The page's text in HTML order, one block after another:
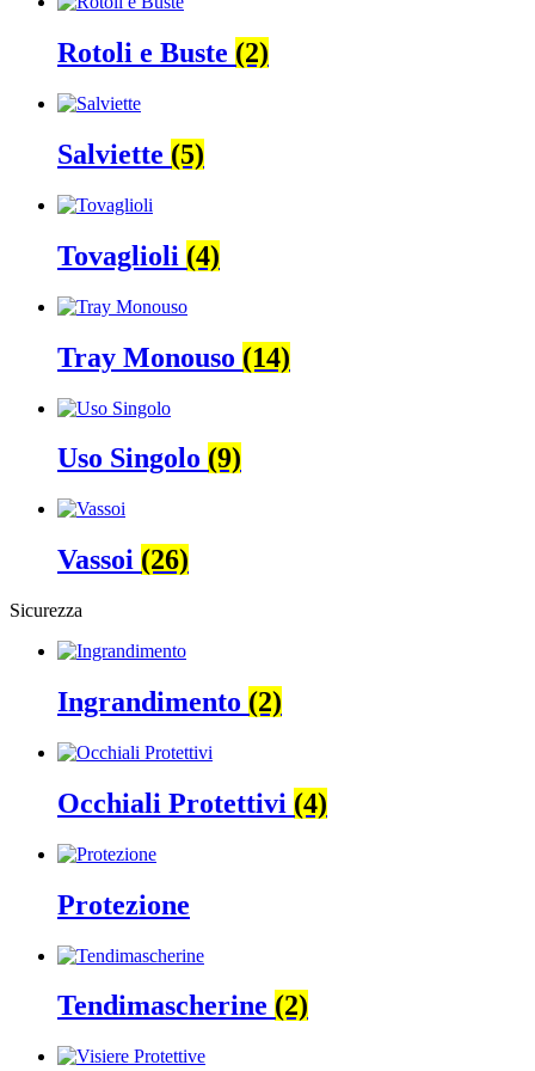
Rotoli e Buste (2)
Salviette (5)
Tovaglioli (4)
Tray Monouso (14)
Uso Singolo (9)
Vassoi (26)
Sicurezza
Ingrandimento (2)
Occhiali Protettivi (4)
Protezione
Tendimascherine (2)